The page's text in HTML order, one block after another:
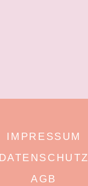
IMPRESSUM
DATENSCHUTZ
AGB